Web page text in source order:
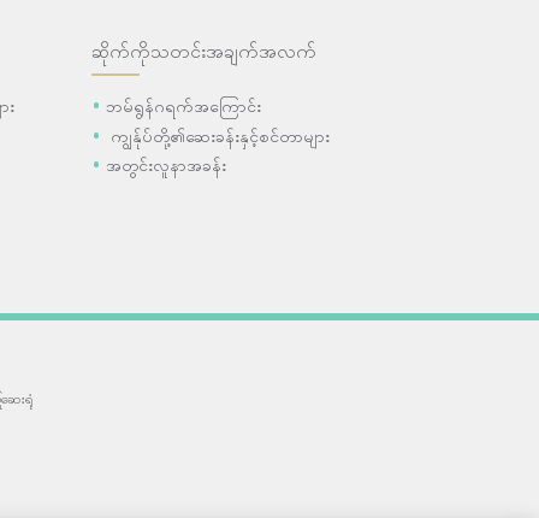
း
ဆိုက်ကိုသတင်းအချက်အလက်
ဘမ်ရွန်ဂရက်အကြောင်း
ကျွန်ုပ်တို့၏ဆေးခန်းနှင့်စင်တာများ
အတွင်းလူနာအခန်း
ေးရုံ